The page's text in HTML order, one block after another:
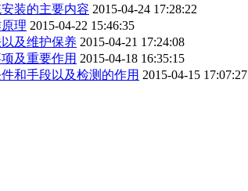
装的主要内容 2015-04-24 17:28:22
理 2015-04-22 15:46:35
及维护保养 2015-04-21 17:24:08
及重要作用 2015-04-18 16:35:15
和手段以及检测的作用 2015-04-15 17:07:27